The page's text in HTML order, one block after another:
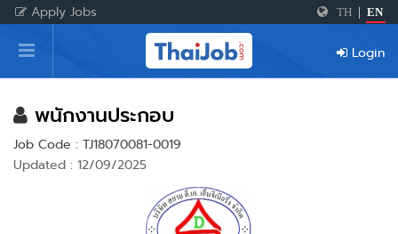
Apply Jobs TH EN
Home
Login
Register
Login
พนักงานประกอบ
Job Code : TJ18070081-0019
Updated : 12/09/2025